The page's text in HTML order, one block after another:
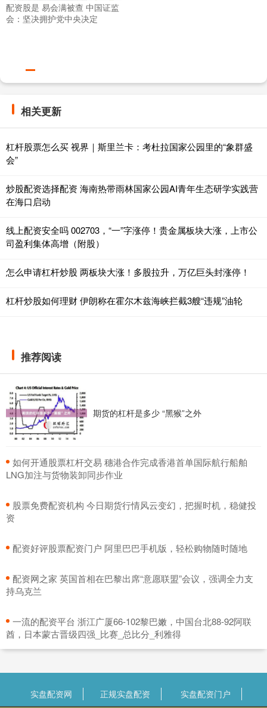
配资股是 易会满被查 中国证监
会：坚决拥护党中央决定
相关更新
杠杆股票怎么买 视界｜斯里兰卡：考杜拉国家公园里的“象群盛
会”
炒股配资选择配资 海南热带雨林国家公园AI青年生态研学实践营
在海口启动
线上配资安全吗 002703，“一”字涨停！贵金属板块大涨，上市公
司盈利集体高增（附股）
怎么申请杠杆炒股 两板块大涨！多股拉升，万亿巨头封涨停！
杠杆炒股如何理财 伊朗称在霍尔木兹海峡拦截3艘“违规”油轮
推荐阅读
期货的杠杆是多少 “黑猴”之外
​如何开通股票杠杆交易 穗港合作完成香港首单国际航行船舶
LNG加注与货物装卸同步作业
​股票免费配资机构 今日期货行情风云变幻，把握时机，稳健投
资
​配资好评股票配资门户 阿里巴巴手机版，轻松购物随时随地
​配资网之家 英国首相在巴黎出席“意愿联盟”会议，强调全力支
持乌克兰
​一流的配资平台 浙江广厦66-102黎巴嫩，中国台北88-92阿联
酋，日本蒙古晋级四强_比赛_总比分_利雅得
实盘配资网 正规实盘配资 实盘配资门户